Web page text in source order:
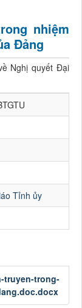
nhiệm
Đảng
Nghị quyết Đại
Tỉnh ủy
truyen-trong-